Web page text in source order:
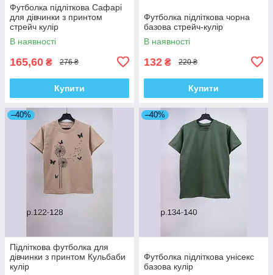
Футболка підліткова Сафарі
для дівчинки з принтом
стрейч кулір
В наявності
165,60 ₴ 276 ₴
Купити
Футболка підліткова чорна
базова стрейч-кулір
В наявності
132 ₴ 220 ₴
Купити
–40%
Підліткова футболка для
дівчинки з принтом Кульбаби
кулір
–40%
Футболка підліткова унісекс
базова кулір